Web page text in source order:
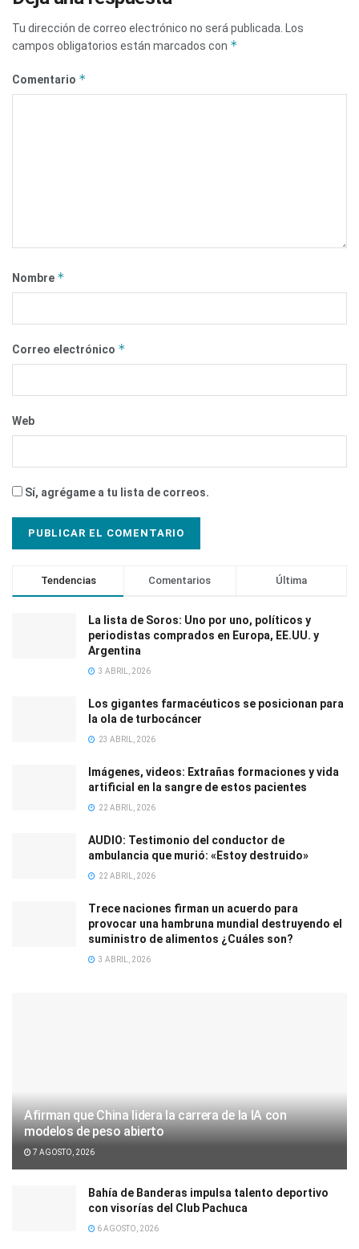
Tu dirección de correo electrónico no será publicada.
Los
campos obligatorios están marcados con *
Comentario *
Nombre *
Correo electrónico *
Web
Sí, agrégame a tu lista de correos.
Tendencias Comentarios Última
La lista de Soros: Uno por uno, políticos y
periodistas comprados en Europa, EE.UU. y
Argentina
3 ABRIL, 2026
Los gigantes farmacéuticos se posicionan para
la ola de turbocáncer
23 ABRIL, 2026
Imágenes, videos: Extrañas formaciones y vida
artificial en la sangre de estos pacientes
22 ABRIL, 2026
AUDIO: Testimonio del conductor de
ambulancia que murió: «Estoy destruido»
22 ABRIL, 2026
Trece naciones firman un acuerdo para
provocar una hambruna mundial destruyendo el
suministro de alimentos ¿Cuáles son?
3 ABRIL, 2026
Afirman que China lidera la carrera de la IA con
modelos de peso abierto
7 AGOSTO, 2026
Bahía de Banderas impulsa talento deportivo
con visorías del Club Pachuca
6 AGOSTO, 2026